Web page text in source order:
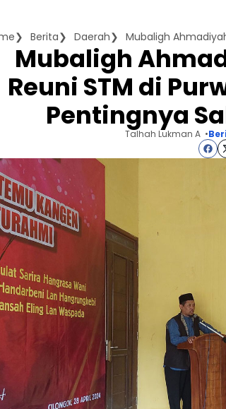
Berita Daerah
Mubaligh
Reuni STM di
Pentingnya
Talhah Lukman A